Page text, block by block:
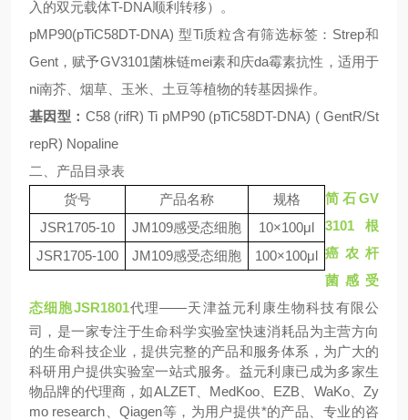
入的双元载体T-DNA顺利转移）。
pMP90(pTiC58DT-DNA) 型Ti质粒含有筛选标签： Strep和
Gent ，赋予GV3101菌株链mei素和庆da霉素抗性，适用于
ni南芥、烟草、玉米、土豆等植物的转基因操作。
基因型： C58 (rifR) Ti pMP90 (pTiC58DT-DNA) ( GentR/St
repR) Nopaline
二、产品目录表
货号
产品名称
规格
JSR1705-10 JM109感受态细胞
10×100μl
JSR1705-100 JM109感受态细胞 100×100μl
简石GV
3101根
癌农杆
菌感受
态细胞JSR1801代理——天津益元利康生物科技有限公
司，是一家专注于生命科学实验室快速消耗品为主营方向
的生命科技企业，提供完整的产品和服务体系，为广大的
科研用户提供实验室一站式服务。益元利康已成为多家生
物品牌的代理商，如ALZET、MedKoo、EZB、WaKo、Zy
mo research、Qiagen等，为用户提供*的产品、专业的咨